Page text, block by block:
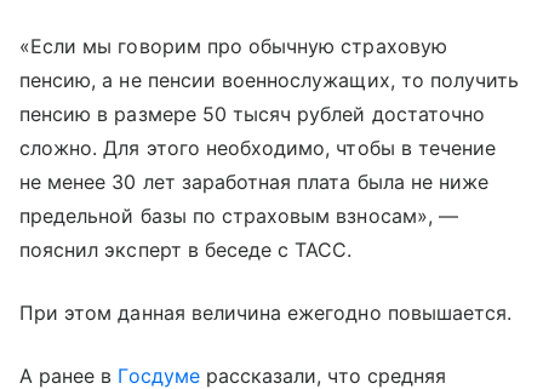
«Если мы говорим про обычную страховую
пенсию, а не пенсии военнослужащих, то получить
пенсию в размере 50 тысяч рублей достаточно
сложно. Для этого необходимо, чтобы в течение
не менее 30 лет заработная плата была не ниже
предельной базы по страховым взносам», —
пояснил эксперт в беседе с ТАСС.
При этом данная величина ежегодно повышается.
А ранее в Госдумерассказали, что средняя